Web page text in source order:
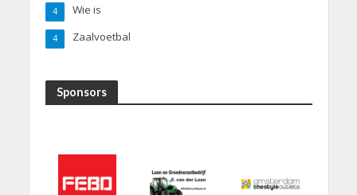
Wie is
4
Zaalvoetbal
4
Sponsors